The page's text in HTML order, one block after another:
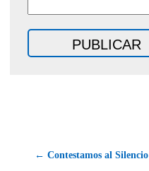
← Contestamos al Silencio